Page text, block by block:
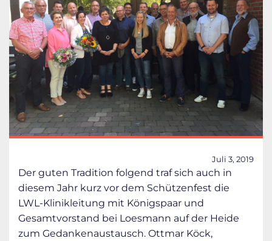
Juli 3, 2019
Der guten Tradition folgend traf sich auch in
diesem Jahr kurz vor dem Schützenfest die
LWL-Klinikleitung mit Königspaar und
Gesamtvorstand bei Loesmann auf der Heide
zum Gedankenaustausch. Ottmar Köck,